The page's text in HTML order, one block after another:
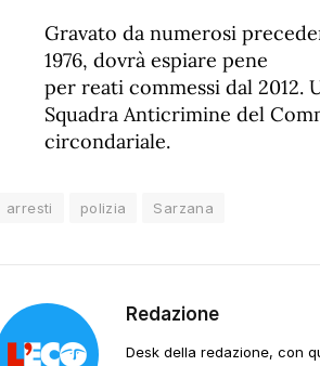
Gravato da numerosi
1976, dovrà espiare pene
per reati commessi dal
Squadra Anticrimine del
circondariale.
arresti polizia Sarzana
Redazione
Desk della redazione, con